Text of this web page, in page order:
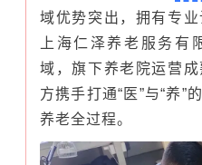
域优势突出，拥有专业
上海仁泽养老服务有
域，旗下养老院运营
方携手打通“医”与“养”
养老全过程。